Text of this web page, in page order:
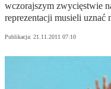
wczorajszym zwycięstwie
reprezentacji musieli
Publikacja: 21.11.2011 07:10